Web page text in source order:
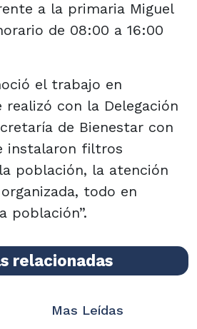
a la primaria Miguel
de 08:00 a 16:00
el trabajo en
con la Delegación
de Bienestar con
instalaron filtros
población, la atención
todo en
población”.
relacionadas
Mas Leídas